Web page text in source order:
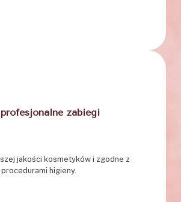
zabiegi
jakości kosmetyków i zgodne z
higieny.